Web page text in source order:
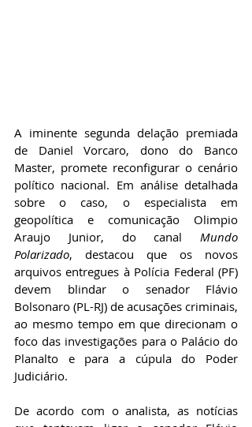
A iminente segunda delação premiada
de Daniel Vorcaro, dono do Banco
Master, promete reconfigurar o cenário
político nacional. Em análise detalhada
sobre o caso, o especialista em
geopolítica e comunicação Olimpio
Araujo Junior, do canal Mundo
Polarizado, destacou que os novos
arquivos entregues à Polícia Federal (PF)
devem blindar o senador Flávio
Bolsonaro (PL-RJ) de acusações criminais,
ao mesmo tempo em que direcionam o
foco das investigações para o Palácio do
Planalto e para a cúpula do Poder
Judiciário.
De acordo com o analista, as notícias